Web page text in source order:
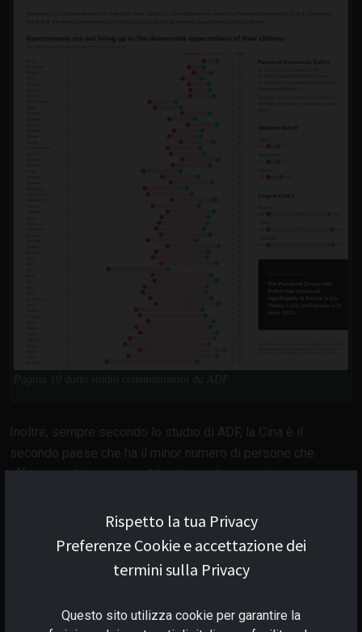
Rispetto la tua Privacy
Preferenze Cookie e accettazione dei
termini sulla Privacy
Questo sito utilizza cookie per garantire la
Inoltre, sempre secondo lo studio di ADF, la Cina è il
secondo paese che ha il minor numero di persone che
affermano di non avere abbastanza democrazia